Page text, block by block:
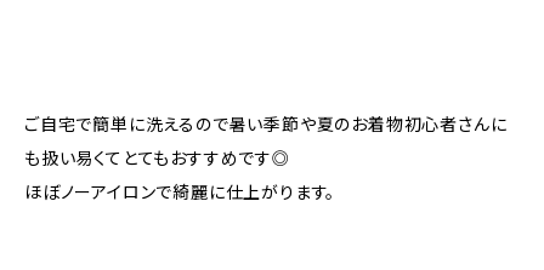
ご自宅で簡単に洗えるので暑い季節や夏のお着物初心者さんに
も扱い易くてとてもおすすめです◎
ほぼノーアイロンで綺麗に仕上がります。